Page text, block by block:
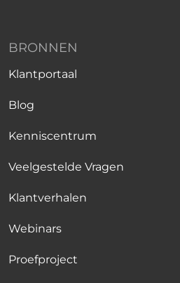
BRONNEN
Klantportaal
Blog
Kenniscentrum
Veelgestelde Vragen
Klantverhalen
Webinars
Proefproject